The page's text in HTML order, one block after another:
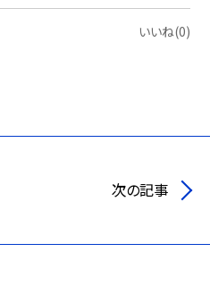
いいね(0)
次の記事